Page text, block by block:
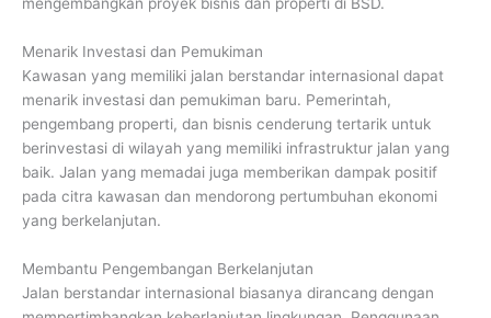
Menarik Investasi dan Pemukiman
Kawasan yang memiliki jalan berstandar internasional dapat
menarik investasi dan pemukiman baru. Pemerintah,
pengembang properti, dan bisnis cenderung tertarik untuk
berinvestasi di wilayah yang memiliki infrastruktur jalan yang
baik. Jalan yang memadai juga memberikan dampak positif
pada citra kawasan dan mendorong pertumbuhan ekonomi
yang berkelanjutan.
Membantu Pengembangan Berkelanjutan
Jalan berstandar internasional biasanya dirancang dengan